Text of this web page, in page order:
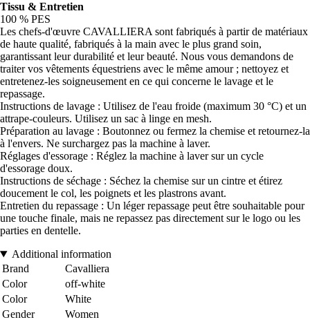
Tissu & Entretien
100 % PES
Les chefs-d'œuvre CAVALLIERA sont fabriqués à partir de matériaux
de haute qualité, fabriqués à la main avec le plus grand soin,
garantissant leur durabilité et leur beauté. Nous vous demandons de
traiter vos vêtements équestriens avec le même amour ; nettoyez et
entretenez-les soigneusement en ce qui concerne le lavage et le
repassage.
Instructions de lavage : Utilisez de l'eau froide (maximum 30 °C) et un
attrape-couleurs. Utilisez un sac à linge en mesh.
Préparation au lavage : Boutonnez ou fermez la chemise et retournez-la
à l'envers. Ne surchargez pas la machine à laver.
Réglages d'essorage : Réglez la machine à laver sur un cycle
d'essorage doux.
Instructions de séchage : Séchez la chemise sur un cintre et étirez
doucement le col, les poignets et les plastrons avant.
Entretien du repassage : Un léger repassage peut être souhaitable pour
une touche finale, mais ne repassez pas directement sur le logo ou les
parties en dentelle.
Additional information
Brand
Cavalliera
Color
off-white
Color
White
Gender
Women